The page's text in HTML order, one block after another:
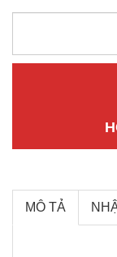
MÔ TẢ